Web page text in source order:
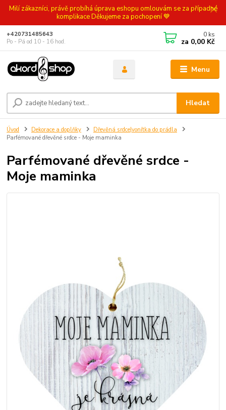
Milí zákazníci, právě probíhá úprava eshopu omlouvám se za případné
komplikace Děkujeme za pochopení 💙
Menu
Hledat
+420731485643
Po - Pá od 10 - 16 hod.
0 ks
za 0,00 Kč
Úvod Dekorace a doplňky
Dřevěná srdce|vonítka do prádla
Parfémované dřevěné srdce - Moje maminka
Parfémované dřevěné srdce -
Moje maminka